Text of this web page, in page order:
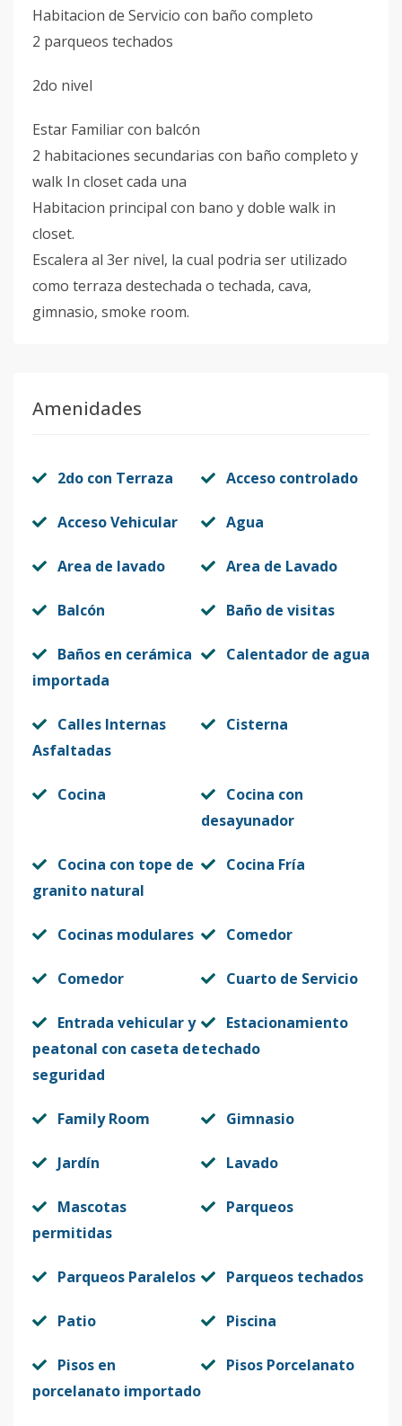
Habitacion de Servicio con baño completo
2 parqueos techados
2do nivel
Estar Familiar con balcón
2 habitaciones secundarias con baño completo y
walk In closet cada una
Habitacion principal con bano y doble walk in
closet.
Escalera al 3er nivel, la cual podria ser utilizado
como terraza destechada o techada, cava,
gimnasio, smoke room.
Amenidades
2do con Terraza Acceso controlado
Acceso Vehicular Agua
Area de lavado Area de Lavado
Balcón Baño de visitas
Baños en cerámica
importada
Calentador de agua
Calles Internas
Asfaltadas
Cisterna
Cocina
Cocina con
desayunador
Cocina con tope de
granito natural
Cocina Fría
Cocinas modulares Comedor
Comedor Cuarto de Servicio
Entrada vehicular y
peatonal con caseta de
seguridad
Estacionamiento
techado
Family Room Gimnasio
Jardín Lavado
Mascotas
permitidas
Parqueos
Parqueos Paralelos Parqueos techados
Patio Piscina
Pisos en
porcelanato importado
Pisos Porcelanato